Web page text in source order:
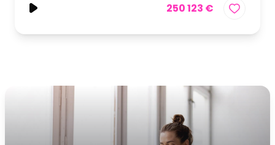
250 123 €